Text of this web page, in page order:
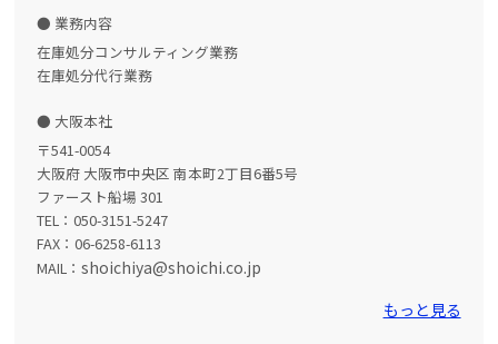
業務内容
在庫処分コンサルティング業務
在庫処分代行業務
大阪本社
〒541-0054
大阪府 大阪市中央区 南本町2丁目6番5号
ファースト船場 301
TEL：050-3151-5247
FAX：06-6258-6113
MAIL：shoichiya@shoichi.co.jp
もっと見る